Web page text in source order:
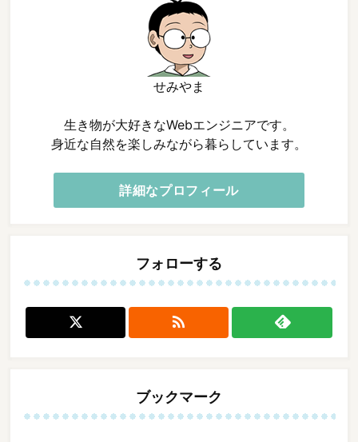
せみやま
生き物が大好きなWebエンジニアです。
身近な自然を楽しみながら暮らしています。
詳細なプロフィール
フォローする

ブックマーク